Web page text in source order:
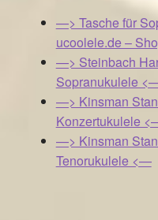
—> Tasche für
ucoolele.de –
—> Steinbach
Sopranukulele
—> Kinsman
Konzertukulele
—> Kinsman
Tenorukulele <—